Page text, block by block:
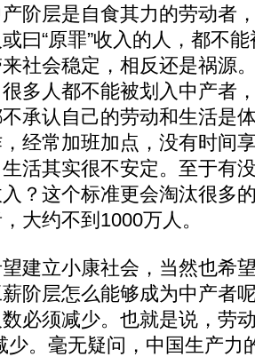
阶层是自食其力的劳动者
曰“原罪”收入的人，都不
社会稳定，相反还是祸源
多人都不能被划入中产者
不承认自己的劳动和生活
经常加班加点，没有时间
活其实很不安定。至于有
？这个标准更会淘汰很多
大约不到1000万人。
立小康社会，当然也希
阶层怎么能够成为中产者
必须减少。也就是说，劳
少。毫无疑问，中国生产力